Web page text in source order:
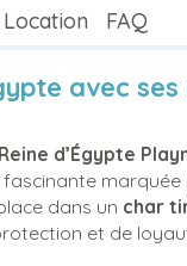
Location FAQ
avec
Reine d’Égypte
fascinante
dans un char
et de